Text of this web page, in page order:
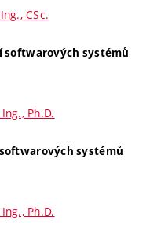
CSc.
softwarových systémů
Ph.D.
systémů
Ph.D.